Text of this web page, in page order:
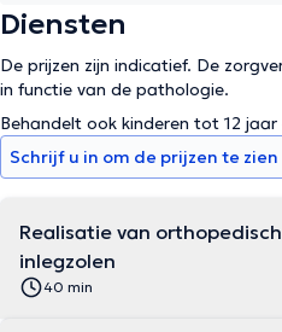
Diensten
De prijzen zijn indicatief. De
in functie van de pathologie.
Behandelt ook kinderen tot 12 jaar
Schrijf u in om de prijzen te zien
Realisatie van
inlegzolen
40 min